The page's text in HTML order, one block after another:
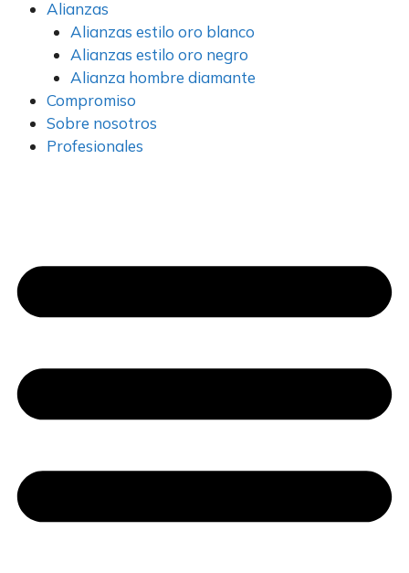
Alianzas
Alianzas estilo oro blanco
Alianzas estilo oro negro
Alianza hombre diamante
Compromiso
Sobre nosotros
Profesionales